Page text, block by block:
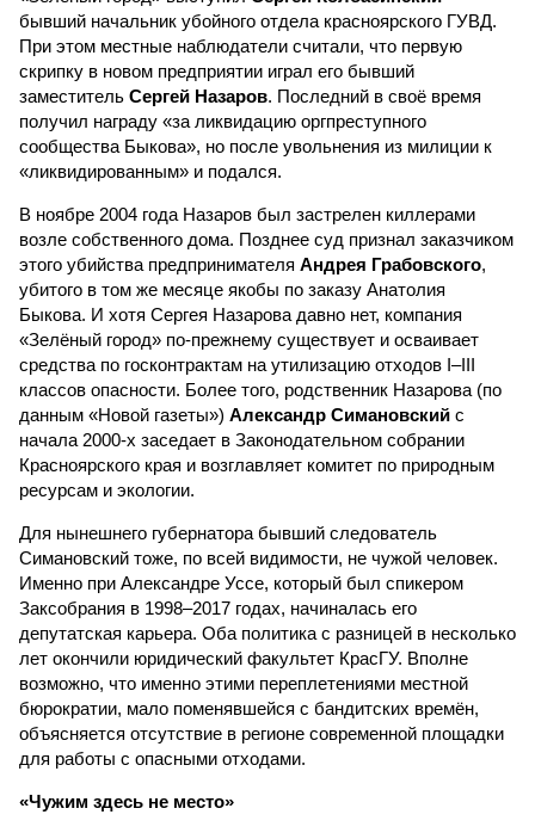
бывший начальник убойного отдела красноярского ГУВД.
При этом местные наблюдатели считали, что первую
скрипку в новом предприятии играл его бывший
заместитель Сергей Назаров. Последний в своё время
получил награду «за ликвидацию оргпреступного
сообщества Быкова», но после увольнения из милиции к
«ликвидированным» и подался.
В ноябре 2004 года Назаров был застрелен киллерами
возле собственного дома. Позднее суд признал заказчиком
этого убийства предпринимателя Андрея Грабовского,
убитого в том же месяце якобы по заказу Анатолия
Быкова. И хотя Сергея Назарова давно нет, компания
«Зелёный город» по-прежнему существует и осваивает
средства по госконтрактам на утилизацию отходов I–III
классов опасности. Более того, родственник Назарова (по
данным «Новой газеты») Александр Симановский с
начала 2000-х заседает в Законодательном собрании
Красноярского края и возглавляет комитет по природным
ресурсам и экологии.
Для нынешнего губернатора бывший следователь
Симановский тоже, по всей видимости, не чужой человек.
Именно при Александре Уссе, который был спикером
Заксобрания в 1998–2017 годах, начиналась его
депутатская карьера. Оба политика с разницей в несколько
лет окончили юридический факультет КрасГУ. Вполне
возможно, что именно этими переплетениями местной
бюрократии, мало поменявшейся с бандитских времён,
объясняется отсутствие в регионе современной площадки
для работы с опасными отходами.
«Чужим здесь не место»